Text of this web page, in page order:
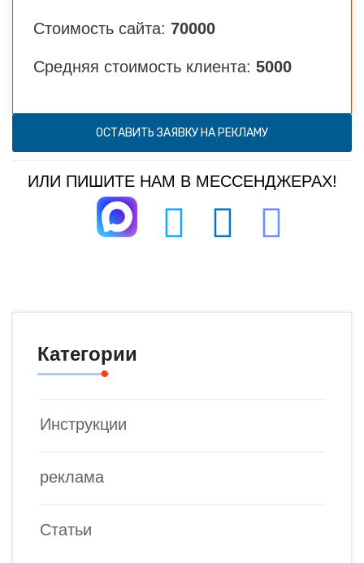
Стоимость сайта: 70000
Средняя стоимость клиента: 5000
ОСТАВИТЬ ЗАЯВКУ НА РЕКЛАМУ
ИЛИ ПИШИТЕ НАМ В МЕССЕНДЖЕРАХ!
Категории
Инструкции
реклама
Статьи